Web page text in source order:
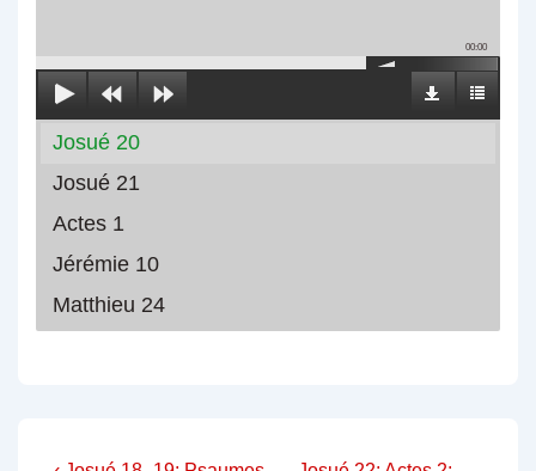
00:00
Josué 20
Josué 21
Actes 1
Jérémie 10
Matthieu 24